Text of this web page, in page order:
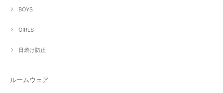
BOYS
GIRLS
日焼け防止
ルームウェア